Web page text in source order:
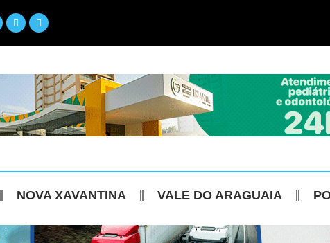
NOVA XAVANTINA VALE DO ARAGUAIA